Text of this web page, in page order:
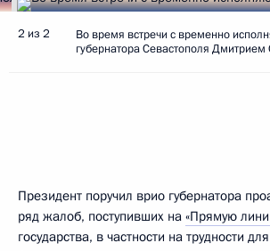
2 из 2
Во время встречи с временно
губернатора Севастополя
Президент поручил врио губернатора
ряд жалоб, поступивших на «Прямую
государства, в частности на трудности